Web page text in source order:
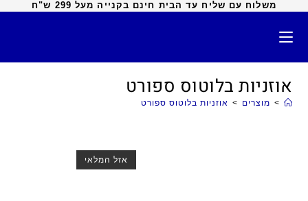
משלוח עם שליח עד הבית חינם בקנייה מעל 299 ש"ח
אוזניות בלוטוס ספורט
> מוצרים > אוזניות בלוטוס ספורט
אזל המלאי